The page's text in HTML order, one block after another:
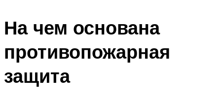
На чем основана
противопожарная
защита